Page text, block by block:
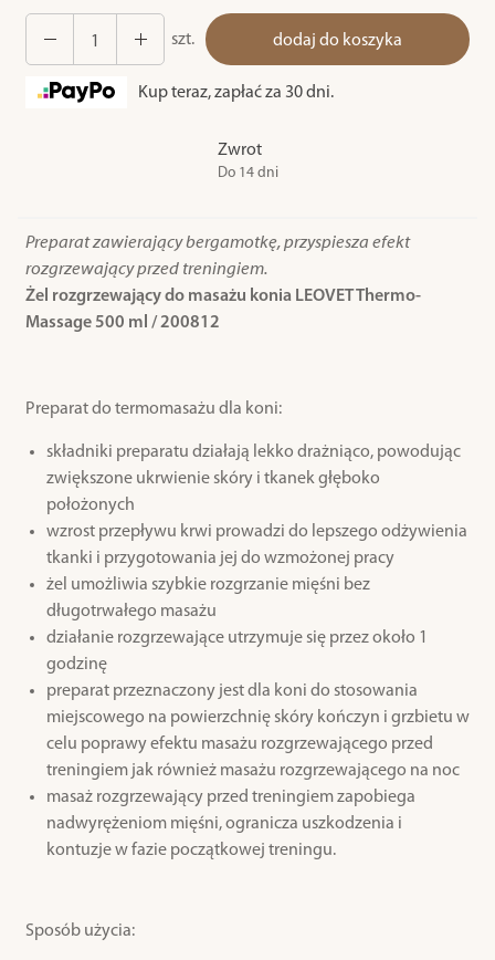
szt. dodaj do koszyka
Kup teraz, zapłać za 30 dni.
Zwrot
Do 14 dni
Preparat zawierający bergamotkę, przyspiesza efekt
rozgrzewający przed treningiem.
Żel rozgrzewający do masażu konia LEOVET Thermo-
Massage 500 ml / 200812
Preparat do termomasażu dla koni:
składniki preparatu działają lekko drażniąco, powodując
zwiększone ukrwienie skóry i tkanek głęboko
położonych
wzrost przepływu krwi prowadzi do lepszego odżywienia
tkanki i przygotowania jej do wzmożonej pracy
żel umożliwia szybkie rozgrzanie mięśni bez
długotrwałego masażu
działanie rozgrzewające utrzymuje się przez około 1
godzinę
preparat przeznaczony jest dla koni do stosowania
miejscowego na powierzchnię skóry kończyn i grzbietu w
celu poprawy efektu masażu rozgrzewającego przed
treningiem jak również masażu rozgrzewającego na noc
masaż rozgrzewający przed treningiem zapobiega
nadwyrężeniom mięśni, ogranicza uszkodzenia i
kontuzje w fazie początkowej treningu.
Sposób użycia: